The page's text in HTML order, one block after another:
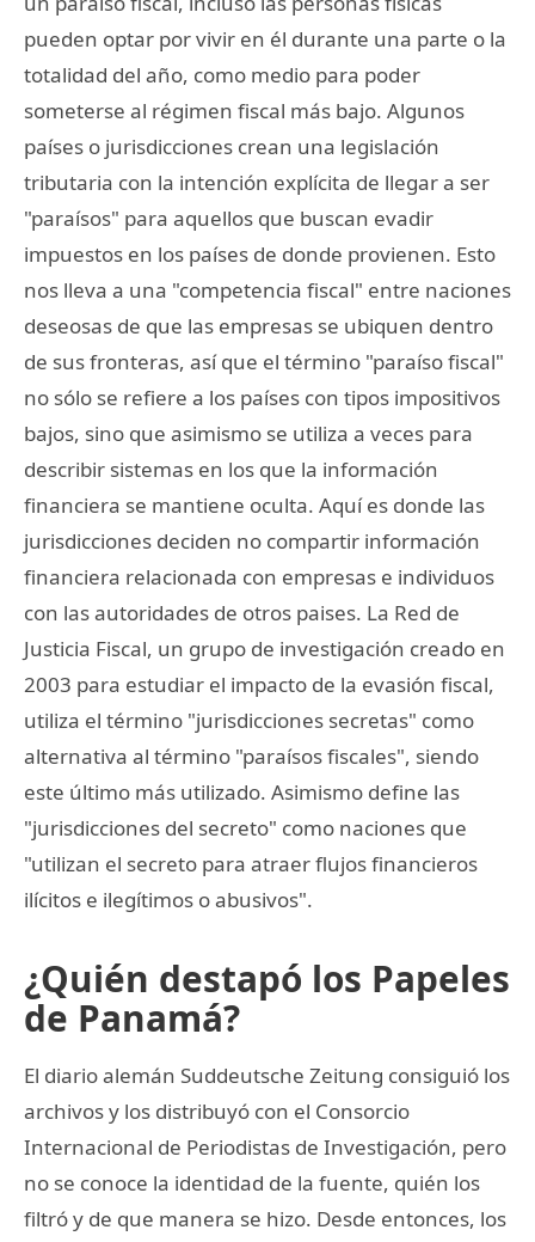
pueden optar por vivir en él durante una parte o la
totalidad del año, como medio para poder
someterse al régimen fiscal más bajo. Algunos
países o jurisdicciones crean una legislación
tributaria con la intención explícita de llegar a ser
"paraísos" para aquellos que buscan evadir
impuestos en los países de donde provienen. Esto
nos lleva a una "competencia fiscal" entre naciones
deseosas de que las empresas se ubiquen dentro
de sus fronteras, así que el término "paraíso fiscal"
no sólo se refiere a los países con tipos impositivos
bajos, sino que asimismo se utiliza a veces para
describir sistemas en los que la información
financiera se mantiene oculta. Aquí es donde las
jurisdicciones deciden no compartir información
financiera relacionada con empresas e individuos
con las autoridades de otros paises. La Red de
Justicia Fiscal, un grupo de investigación creado en
2003 para estudiar el impacto de la evasión fiscal,
utiliza el término "jurisdicciones secretas" como
alternativa al término "paraísos fiscales", siendo
este último más utilizado. Asimismo define las
"jurisdicciones del secreto" como naciones que
"utilizan el secreto para atraer flujos financieros
ilícitos e ilegítimos o abusivos".
¿Quién destapó los Papeles
de Panamá?
El diario alemán Suddeutsche Zeitung consiguió los
archivos y los distribuyó con el Consorcio
Internacional de Periodistas de Investigación, pero
no se conoce la identidad de la fuente, quién los
filtró y de que manera se hizo. Desde entonces, los